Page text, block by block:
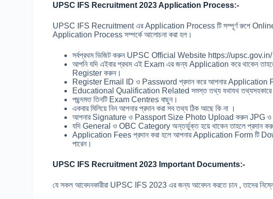
UPSC IFS Recruitment 2023 Application Process:-
UPSC IFS Recruitment এর Application Process টি সম্পূর্ণ রুপে Online
Application Process সম্পর্কে আলোচনা করা হল।
সর্বপ্রথম ভিজিট করুন UPSC Official Website https://upsc.gov.in/
আপনি যদি এইবার প্রথম এই Exam এর জন্য Application করে থাকেন
Register করুন।
Register Email ID ও Password প্রদান করে আপনার Application
Educational Qualification Related সমস্ত তথ্য যথাযথ তথ্যসহকারে
পছন্দমত তিনটি Exam Centres বাছুন।
একবার মিলিয়ে নিন আপনার প্রদান করা সব তথ্য ঠিক আছে কি না ।
আপনার Signature ও Passport Size Photo Upload করুন JPG
যদি General ও OBC Category অন্তর্ভুক্ত হয়ে থাকেন তাহলে
Application Fees প্রদান করা হলে আপনার Application Form টি
পারেন।
UPSC IFS Recruitment 2023 Important Documents:-
যে সকল আবেদনকারীরা UPSC IFS 2023 এর জন্য আবেদন করতে চান , তাদের